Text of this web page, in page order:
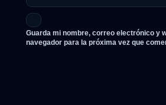
Guarda mi nombre, correo electrónico y
navegador para la próxima vez que